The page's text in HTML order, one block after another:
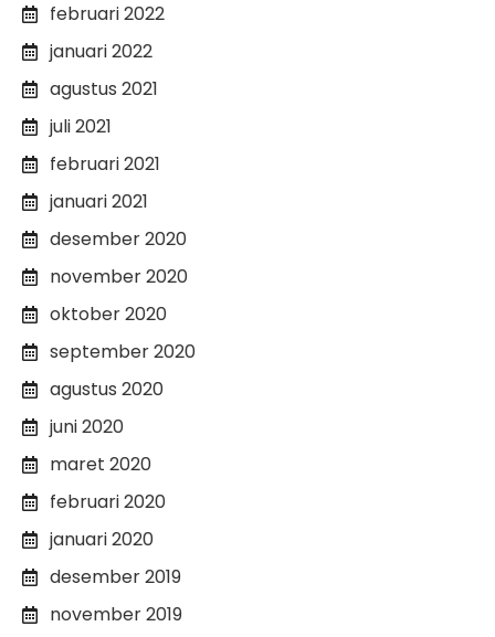
februari 2022
januari 2022
agustus 2021
juli 2021
februari 2021
januari 2021
desember 2020
november 2020
oktober 2020
september 2020
agustus 2020
juni 2020
maret 2020
februari 2020
januari 2020
desember 2019
november 2019